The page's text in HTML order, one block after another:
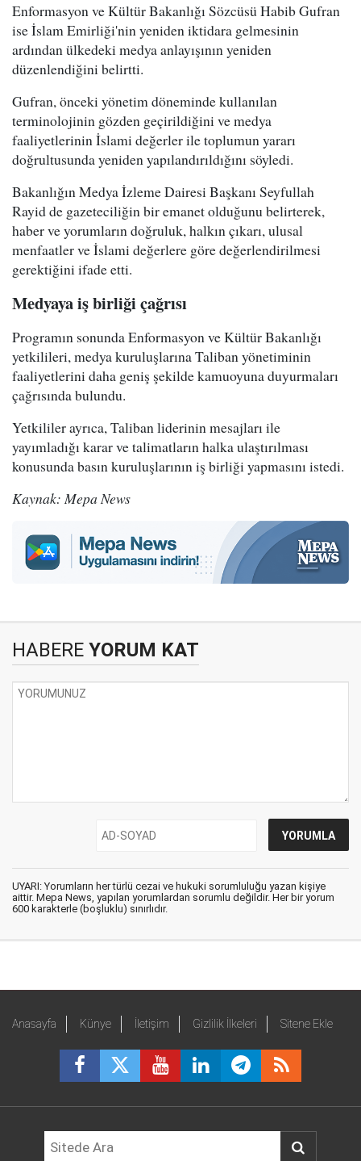
Enformasyon ve Kültür Bakanlığı Sözcüsü Habib Gufran
ise İslam Emirliği'nin yeniden iktidara gelmesinin
ardından ülkedeki medya anlayışının yeniden
düzenlendiğini belirtti.
Gufran, önceki yönetim döneminde kullanılan
terminolojinin gözden geçirildiğini ve medya
faaliyetlerinin İslami değerler ile toplumun yararı
doğrultusunda yeniden yapılandırıldığını söyledi.
Bakanlığın Medya İzleme Dairesi Başkanı Seyfullah
Rayid de gazeteciliğin bir emanet olduğunu belirterek,
haber ve yorumların doğruluk, halkın çıkarı, ulusal
menfaatler ve İslami değerlere göre değerlendirilmesi
gerektiğini ifade etti.
Medyaya iş birliği çağrısı
Programın sonunda Enformasyon ve Kültür Bakanlığı
yetkilileri, medya kuruluşlarına Taliban yönetiminin
faaliyetlerini daha geniş şekilde kamuoyuna duyurmaları
çağrısında bulundu.
Yetkililer ayrıca, Taliban liderinin mesajları ile
yayımladığı karar ve talimatların halka ulaştırılması
konusunda basın kuruluşlarının iş birliği yapmasını istedi.
Kaynak: Mepa News
HABERE YORUM KAT
UYARI: Yorumların her türlü cezai ve hukuki sorumluluğu yazan kişiye
aittir. Mepa News, yapılan yorumlardan sorumlu değildir. Her bir yorum
600 karakterle (boşluklu) sınırlıdır.
Anasayfa Künye İletişim Gizlilik İlkeleri Sitene Ekle